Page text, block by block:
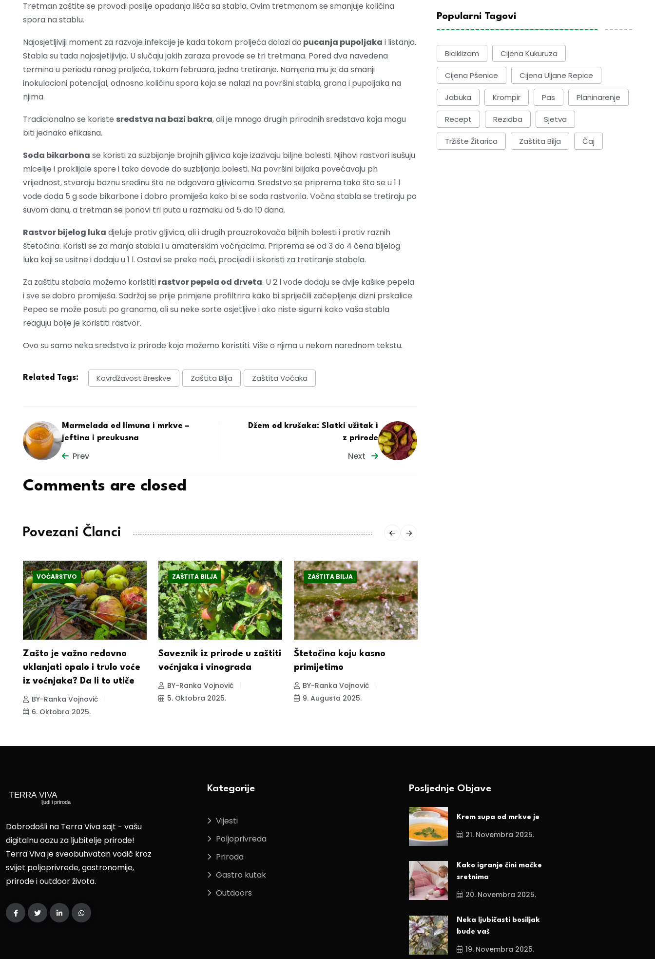
Tretman zaštite se provodi poslije opadanja lišća sa stabla. Ovim tretmanom se smanjuje količina
spora na stablu.
Najosjetljiviji moment za razvoje infekcije je kada tokom proljeća dolazi do pucanja pupoljaka i listanja.
Stabla su tada najosjetljivija. U slučaju jakih zaraza provode se tri tretmana. Pored dva navedena
termina u periodu ranog proljeća, tokom februara, jedno tretiranje. Namjena mu je da smanji
inokulacioni potencijal, odnosno količinu spora koja se nalazi na površini stabla, grana i pupoljaka na
njima.
Tradicionalno se koriste sredstva na bazi bakra, ali je mnogo drugih prirodnih sredstava koja mogu
biti jednako efikasna.
Soda bikarbona se koristi za suzbijanje brojnih gljivica koje izazivaju biljne bolesti. Njihovi rastvori isušuju
micelije i proklijale spore i tako dovode do suzbijanja bolesti. Na površini biljaka povećavaju ph
vrijednost, stvaraju baznu sredinu što ne odgovara gljivicama. Sredstvo se priprema tako što se u 1 l
vode doda 5 g sode bikarbone i dobro promiješa kako bi se soda rastvorila. Voćna stabla se tretiraju po
suvom danu, a tretman se ponovi tri puta u razmaku od 5 do 10 dana.
Rastvor bijelog luka djeluje protiv gljivica, ali i drugih prouzrokovača biljnih bolesti i protiv raznih
štetočina. Koristi se za manja stabla i u amaterskim voćnjacima. Priprema se od 3 do 4 čena bijelog
luka koji se usitne i dodaju u 1 l. Ostavi se preko noći, procijedi i iskoristi za tretiranje stabala.
Za zaštitu stabala možemo koristiti rastvor pepela od drveta. U 2 l vode dodaju se dvije kašike pepela
i sve se dobro promiješa. Sadržaj se prije primjene profiltrira kako bi spriječili začepljenje dizni prskalice.
Pepeo se može posuti po granama, ali su neke sorte osjetljive i ako niste sigurni kako vaša stabla
reaguju bolje je koristiti rastvor.
Ovo su samo neka sredstva iz prirode koja možemo koristiti. Više o njima u nekom narednom tekstu.
Related Tags: Kovrdžavost Breskve Zaštita Bilja Zaštita Voćaka
Marmelada od limuna i mrkve –
jeftina i preukusna
Prev
Džem od krušaka: Slatki užitak i
z prirode
Next
Comments are closed
Povezani Članci
VOĆARSTVO
Zašto je važno redovno
uklanjati opalo i trulo voće
iz voćnjaka? Da li to utiče
BY-Ranka Vojnović
6. Oktobra 2025.
ZAŠTITA BILJA
Saveznik iz prirode u zaštiti
voćnjaka i vinograda
BY-Ranka Vojnović
5. Oktobra 2025.
ZAŠTITA BILJA
Štetočina koju kasno
primijetimo
BY-Ranka Vojnović
9. Augusta 2025.
Popularni Tagovi
Biciklizam Cijena Kukuruza
Cijena Pšenice Cijena Uljane Repice
Jabuka Krompir Pas Planinarenje
Recept Rezidba Sjetva
Tržište Žitarica Zaštita Bilja Čaj
Dobrodošli na Terra Viva sajt - vašu
digitalnu oazu za ljubitelje prirode!
Terra Viva je sveobuhvatan vodič kroz
svijet poljoprivrede, gastronomije,
prirode i outdoor života.
Kategorije
Vijesti
Poljoprivreda
Priroda
Gastro kutak
Outdoors
Posljednje Objave
Krem supa od mrkve je
21. Novembra 2025.
Kako igranje čini mačke
sretnima
20. Novembra 2025.
Neka ljubičasti bosiljak
bude vaš
19. Novembra 2025.